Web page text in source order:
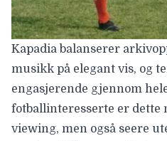
Kapadia balanserer
musikk på elegant vis, og
engasjerende gjennom
fotballinteresserte er
viewing, men også seere